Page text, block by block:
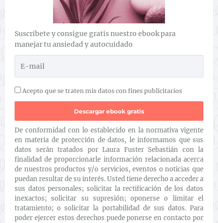
Suscribete y consigue gratis nuestro ebook para
manejar tu ansiedad y autocuidado
Acepto que se traten mis datos con fines publicitarios
De conformidad con lo establecido en la normativa vigente
en materia de protección de datos, le informamos que sus
datos serán tratados por Laura Fuster Sebastián con la
finalidad de proporcionarle información relacionada acerca
de nuestros productos y/o servicios, eventos o noticias que
puedan resultar de su interés. Usted tiene derecho a acceder a
sus datos personales; solicitar la rectificación de los datos
inexactos; solicitar su supresión; oponerse o limitar el
tratamiento; o solicitar la portabilidad de sus datos. Para
poder ejercer estos derechos puede ponerse en contacto por